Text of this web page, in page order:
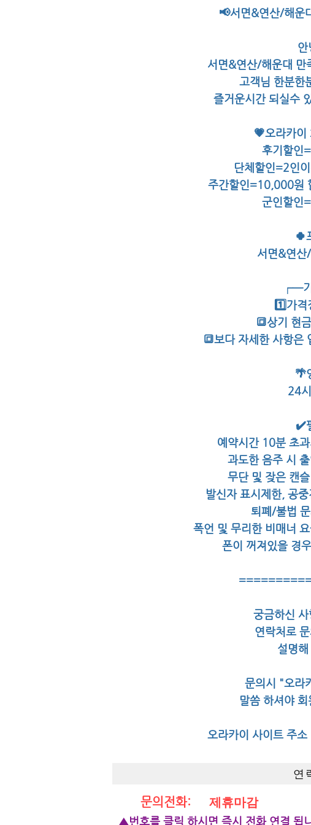
📢서면&연산/해운
안
서면&연산/해운대 만
고객님 한분한
즐거운시간 되실수
💗오라카이
후기할인
단체할인=2인
주간할인=10,000원
군인할인
🍀
서면&연산
┌─
1️⃣가격
🔳상기 현
🔳보다 자세한 사항은
🌴
24
✔️
예약시간 10분 초
과도한 음주 시
무단 및 잦은 캔
발신자 표시제한, 공
퇴폐/불법
폭언 및 무리한 비매너
폰이 꺼져있을 경
궁금하신
연락처로
설명
문의시 "오라
말씀 하셔야
오라카이 사이트 주소
연
문의전화: 제휴마감
▲번호를 클릭 하시면 즉시 전화 연결 됩